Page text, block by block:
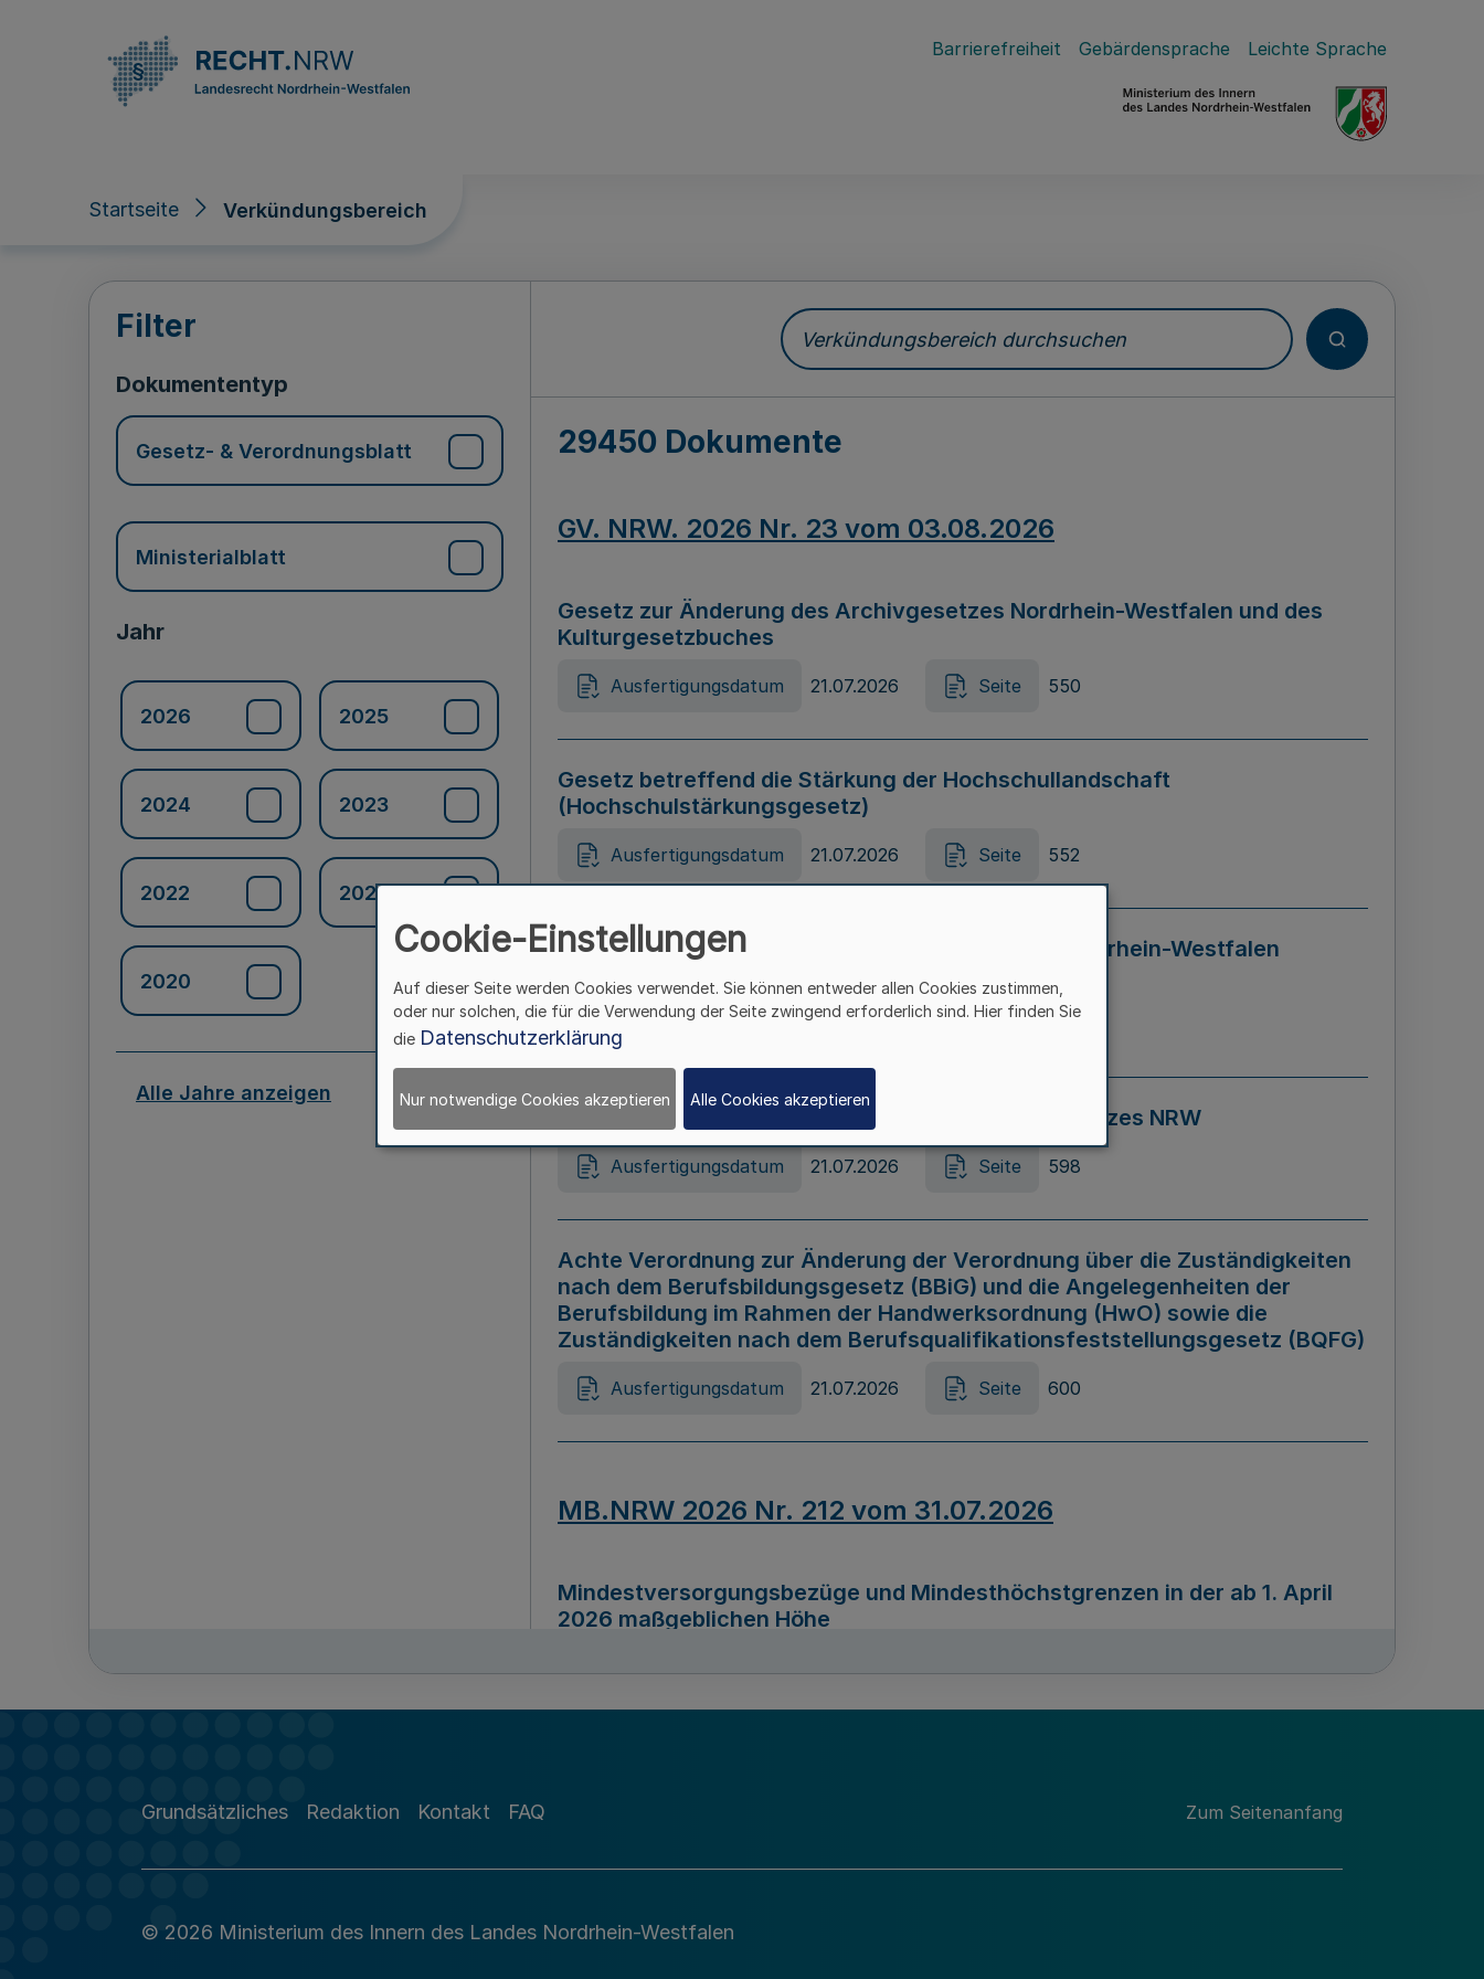
Barrierefreiheit Gebärdensprache Leichte Sprache
Startseite Verkündungsbereich
Verkündungsbereich
Filter
Dokumententyp
Gesetz- & Verordnungsblatt
Ministerialblatt
Jahr
2026 2025
2024 2023
2022 2021
2020
Alle Jahre anzeigen
Verkündungsbereich durchsuchen
29450 Dokumente
GV. NRW. 2026 Nr. 23 vom 03.08.2026
Gesetz zur Änderung des Archivgesetzes Nordrhein-Westfalen und des
Kulturgesetzbuches
Ausfertigungsdatum 21.07.2026 Seite 550
Gesetz betreffend die Stärkung der Hochschullandschaft
(Hochschulstärkungsgesetz)
Ausfertigungsdatum 21.07.2026 Seite 552
Gesetz zur Vermeidung von Diskriminierung in Nordrhein-Westfalen
(Landesantidiskriminierungsgesetz – LADG NRW)
Ausfertigungsdatum 21.07.2026 Seite 595
Gesetz zur Änderung des Online-Casinospiel Gesetzes NRW
Ausfertigungsdatum 21.07.2026 Seite 598
Achte Verordnung zur Änderung der Verordnung über die Zuständigkeiten
nach dem Berufsbildungsgesetz (BBiG) und die Angelegenheiten der
Berufsbildung im Rahmen der Handwerksordnung (HwO) sowie die
Zuständigkeiten nach dem Berufsqualifikationsfeststellungsgesetz (BQFG)
Ausfertigungsdatum 21.07.2026 Seite 600
MB.NRW 2026 Nr. 212 vom 31.07.2026
Mindestversorgungsbezüge und Mindesthöchstgrenzen in der ab 1. April
2026 maßgeblichen Höhe
Richtlinie zur Durchführung des Förderprogramms „Mittelstand Innovativ &
Grundsätzliches Redaktion Kontakt FAQ Zum Seitenanfang
© 2026 Ministerium des Innern des Landes Nordrhein-Westfalen
Cookie-Einstellungen
Auf dieser Seite werden Cookies verwendet. Sie können entweder allen Cookies zustimmen,
oder nur solchen, die für die Verwendung der Seite zwingend erforderlich sind. Hier finden Sie
die Datenschutzerklärung
Nur notwendige Cookies akzeptieren Alle Cookies akzeptieren